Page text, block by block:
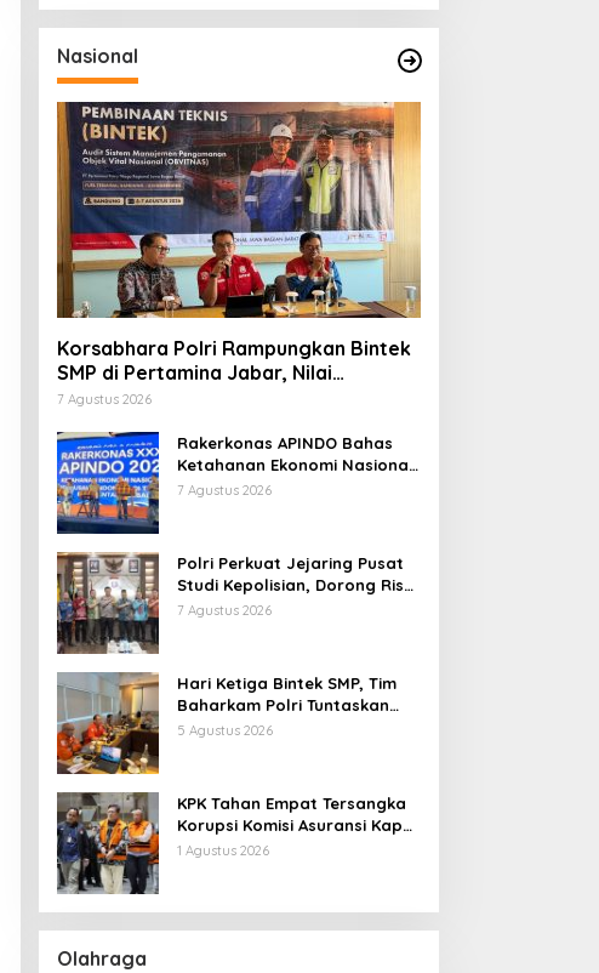
Nasional
Korsabhara Polri Rampungkan Bintek
SMP di Pertamina Jabar, Nilai
Pengamanan Capai 88,44 Persen
7 Agustus 2026
Rakerkonas APINDO Bahas
Ketahanan Ekonomi Nasional,
IMO Indonesia Soroti
7 Agustus 2026
Polri Perkuat Jejaring Pusat
Studi Kepolisian, Dorong Riset
Jadi Dasar Kebijakan dan
7 Agustus 2026
Hari Ketiga Bintek SMP, Tim
Baharkam Polri Tuntaskan
Pemeriksaan Pola
5 Agustus 2026
KPK Tahan Empat Tersangka
Korupsi Komisi Asuransi Kapal
PT Pelni
1 Agustus 2026
Olahraga